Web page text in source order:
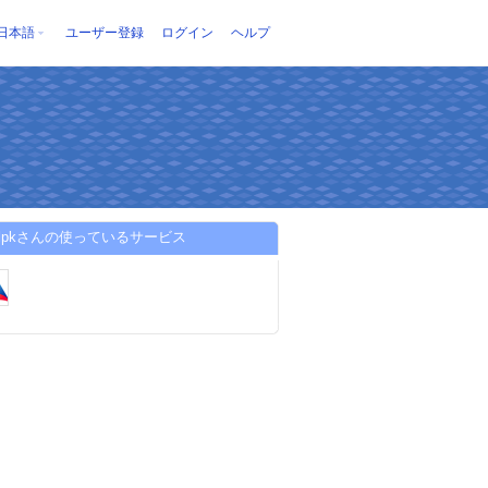
本語 ユーザー登録 ログイン ヘルプ
さんの使っているサービス